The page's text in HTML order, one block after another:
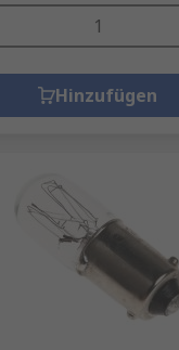
Hinzufügen